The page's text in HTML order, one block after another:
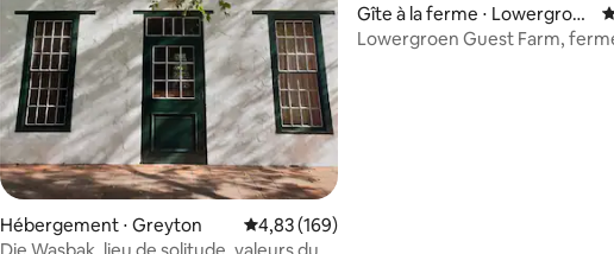
Hébergement ⋅ Greyton Évaluation moyenne sur la base de 169
4,83 (169)
Gîte à la ferme ⋅ Lowergroe
n Buffeljagsrivier
Lowergroen Guest Farm,